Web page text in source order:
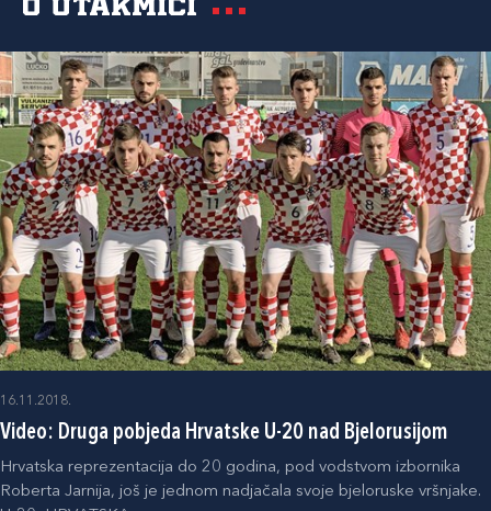
O utakmici
16.11.2018.
Video: Druga pobjeda Hrvatske U-20 nad Bjelorusijom
Hrvatska reprezentacija do 20 godina, pod vodstvom izbornika
Roberta Jarnija, još je jednom nadjačala svoje bjeloruske vršnjake.